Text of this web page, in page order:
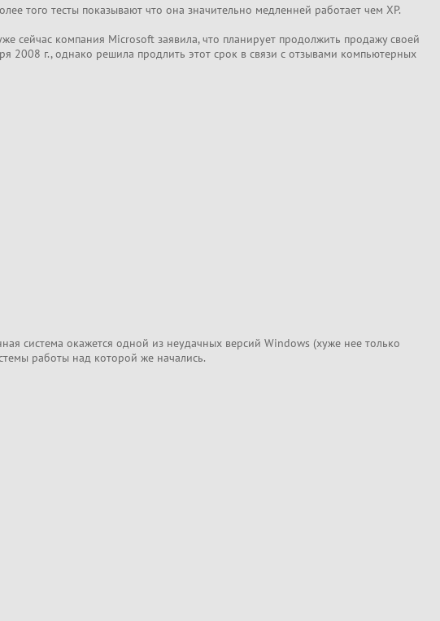
того тесты показывают что она значительно медленней работает чем ХР.
сейчас компания Microsoft заявила, что планирует продолжить продажу своей
г., однако решила продлить этот срок в связи с отзывами компьютерных
система окажется одной из неудачных версий Windows (хуже нее только
работы над которой же начались.